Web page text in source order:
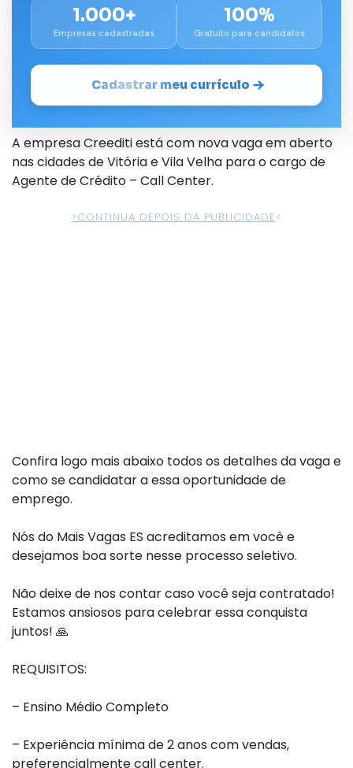
1.000+
Empresas cadastradas
100%
Gratuito para candidatos
Cadastrar meu currículo
A empresaCreeditiestá com nova vaga em aberto
nas cidades de Vitória e Vila Velha para o cargo de
Agente de Crédito – CallCenter.
>CONTINUA DEPOIS DA PUBLICIDADE<
Confira logo mais abaixo todos os detalhes da vaga e
como se candidatar a essa oportunidade de
emprego.
Nós do Mais Vagas ES acreditamos em você e
desejamos boa sorte nesse processo seletivo.
Não deixe de nos contar caso você seja contratado!
Estamos ansiosos para celebrar essa conquista
juntos! 🙏
REQUISITOS:
– Ensino Médio Completo
– Experiência mínima de 2 anos com vendas,
preferencialmentecallcenter.